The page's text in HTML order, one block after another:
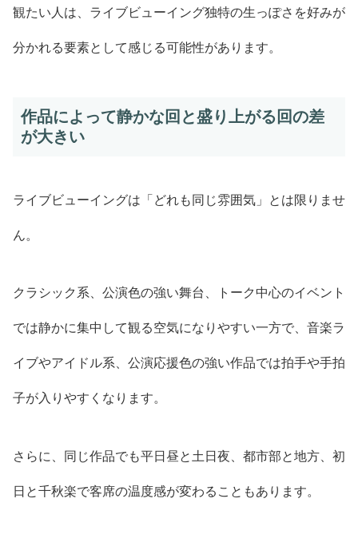
観たい人は、ライブビューイング独特の生っぽさを好みが
分かれる要素として感じる可能性があります。
作品によって静かな回と盛り上がる回の差
が大きい
ライブビューイングは「どれも同じ雰囲気」とは限りませ
ん。
クラシック系、公演色の強い舞台、トーク中心のイベント
では静かに集中して観る空気になりやすい一方で、音楽ラ
イブやアイドル系、公演応援色の強い作品では拍手や手拍
子が入りやすくなります。
さらに、同じ作品でも平日昼と土日夜、都市部と地方、初
日と千秋楽で客席の温度感が変わることもあります。